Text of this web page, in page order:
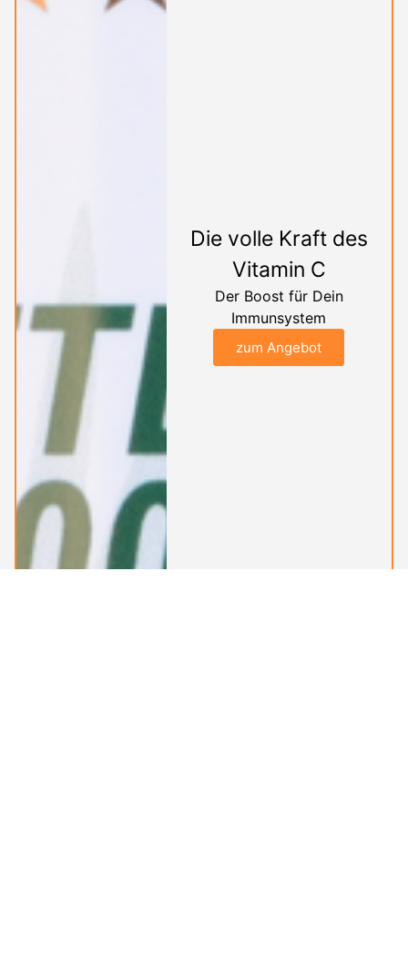
Die volle Kraft des
Vitamin C
Der Boost für Dein
Immunsystem
zum Angebot